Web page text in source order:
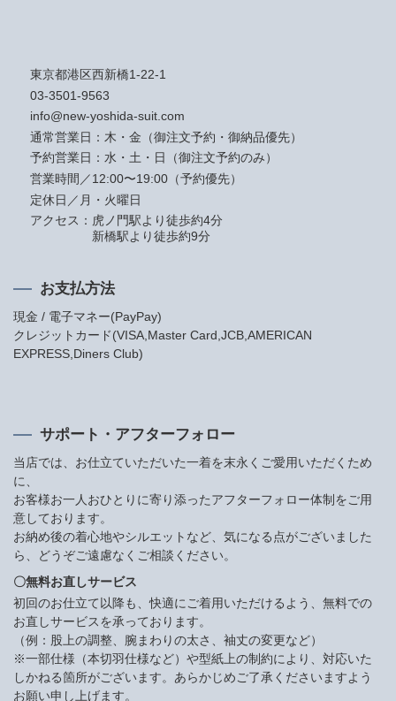
東京都港区西新橋1-22-1
03-3501-9563
info@new-yoshida-suit.com
通常営業日：木・金（御注文予約・御納品優先）
予約営業日：水・土・日（御注文予約のみ）
営業時間／12:00〜19:00（予約優先）
定休日／月・火曜日
アクセス： 虎ノ門駅より徒歩約4分
新橋駅より徒歩約9分
お支払方法
現金 / 電子マネー(PayPay)
クレジットカード(VISA,Master Card,JCB,AMERICAN
EXPRESS,Diners Club)
サポート・アフターフォロー
当店では、お仕立ていただいた一着を末永くご愛用いただくため
に、
お客様お一人おひとりに寄り添ったアフターフォロー体制をご用
意しております。
お納め後の着心地やシルエットなど、気になる点がございました
ら、どうぞご遠慮なくご相談ください。
〇無料お直しサービス
初回のお仕立て以降も、快適にご着用いただけるよう、無料での
お直しサービスを承っております。
（例：股上の調整、腕まわりの太さ、袖丈の変更など）
※一部仕様（本切羽仕様など）や型紙上の制約により、対応いた
しかねる箇所がございます。あらかじめご了承くださいますよう
お願い申し上げます。